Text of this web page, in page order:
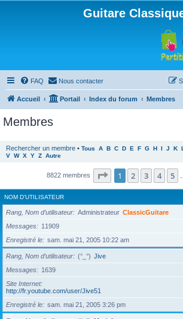
Guitare
FAQ Nous contacter
Accueil Portail Index du forum Membres
Membres
Rechercher un membre • Tous A B C D E F G H I J K
V W X Y Z Autre
8822 membres Page 1sur177
1 2 3 4 5
NOM D’UTILISATEUR
Rang, Nom d’utilisateur Administrateur ClassicGuitare
Messages
11909
Enregistré le
sam. mai 21, 2005 10:22 am
Rang, Nom d’utilisateur (°_°) Jive
Messages
1639
Site Internet
http://fr.youtube.com/user/Jive51
Enregistré le
sam. mai 21, 2005 3:26 pm